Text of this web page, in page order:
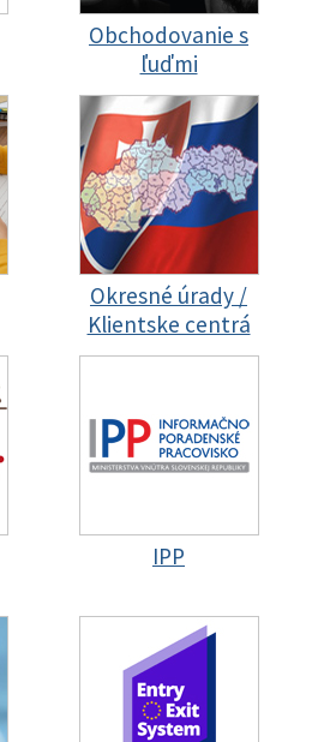
Obchodovanie s
ľuďmi
Okresné úrady /
Klientske centrá
IPP